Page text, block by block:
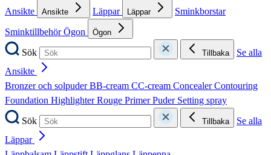
Ansikte
Ansikte Läppar Läppar
Sminkborstar
SminktillbehörÖgon Ögon
Sök Tillbaka
Se alla
Ansikte
Bronzer och solpuderBB-cream CC-cream ConcealerContouring
Foundation HighlighterRouge PrimerPuder Setting spray
Sök
Tillbaka
Se alla
Läppar